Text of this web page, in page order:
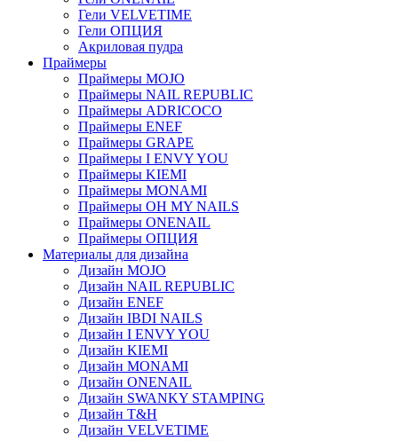
Гели VELVETIME
Гели ОПЦИЯ
Акриловая пудра
Праймеры
Праймеры MOJO
Праймеры NAIL REPUBLIC
Праймеры ADRICOCO
Праймеры ENEF
Праймеры GRAPE
Праймеры I ENVY YOU
Праймеры KIEMI
Праймеры MONAMI
Праймеры OH MY NAILS
Праймеры ONENAIL
Праймеры ОПЦИЯ
Материалы для дизайна
Дизайн MOJO
Дизайн NAIL REPUBLIC
Дизайн ENEF
Дизайн IBDI NAILS
Дизайн I ENVY YOU
Дизайн KIEMI
Дизайн MONAMI
Дизайн ONENAIL
Дизайн SWANKY STAMPING
Дизайн T&H
Дизайн VELVETIME